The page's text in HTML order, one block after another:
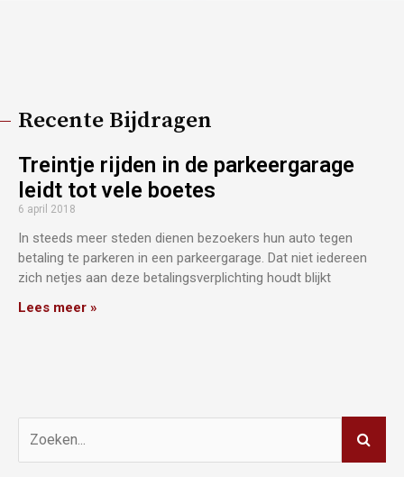
Recente Bijdragen
Treintje rijden in de parkeergarage
leidt tot vele boetes
6 april 2018
In steeds meer steden dienen bezoekers hun auto tegen
betaling te parkeren in een parkeergarage. Dat niet iedereen
zich netjes aan deze betalingsverplichting houdt blijkt
Lees meer »